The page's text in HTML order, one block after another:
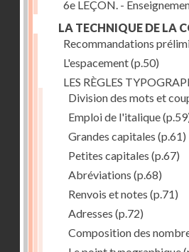
6e LEÇON. -
LA TECHNIQUE DE LA
Recommandations
L'espacement(p.50)
LES RÈGLES
Division des mots et
Emploi de l'italique
Grandes capitales (p.61)
Petites capitales (p.67)
Abréviations (p.68)
Renvois et notes (p.71)
Adresses (p.72)
Composition des